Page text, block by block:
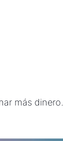
más dinero.